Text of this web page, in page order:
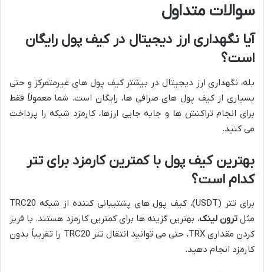
سوالات متداول
آیا نگهداری ارز دیجیتال در کیف پول رایگان
است؟
بله، نگهداری ارز دیجیتال در بیشتر کیف پول های غیرمتمرکز و حتی
بسیاری از کیف پول های صرافی ها، رایگان است. شما معمولاً فقط
برای انجام تراکنش ها و جابه جایی ارزها، کارمزد شبکه را پرداخت
می کنید.
بهترین کیف پول با کمترین کارمزد برای تتر
کدام است؟
برای تتر (USDT)، کیف پول های پشتیبانی کننده از شبکه TRC20
مثلترون لینک، بهترین گزینه ها برای کمترین کارمزد هستند. با فریز
کردن مقداری TRX، حتی می توانید انتقال تتر TRC20 را تقریباً بدون
کارمزد انجام دهید.